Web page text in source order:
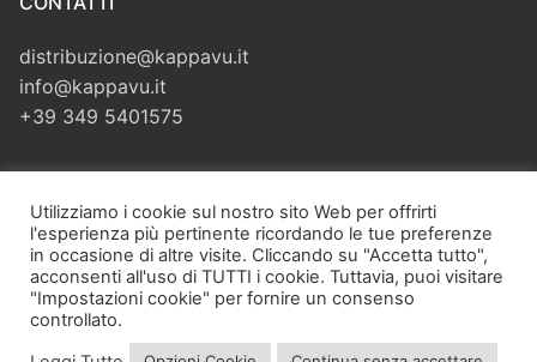
distribuzione@kappavu.it
info@kappavu.it
+39 349 5401575
Cerca:
Utilizziamo i cookie sul nostro sito Web per offrirti
l'esperienza più pertinente ricordando le tue preferenze
in occasione di altre visite. Cliccando su "Accetta tutto",
acconsenti all'uso di TUTTI i cookie. Tuttavia, puoi visitare
"Impostazioni cookie" per fornire un consenso
controllato.